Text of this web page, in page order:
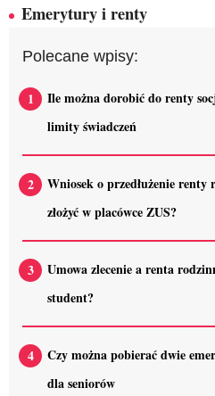
Emerytury i renty
Polecane wpisy:
Ile można dorobić do renty
limity świadczeń
Wniosek o przedłużenie
złożyć w placówce ZUS?
Umowa zlecenie a renta
student?
Czy można pobierać dwie
dla seniorów